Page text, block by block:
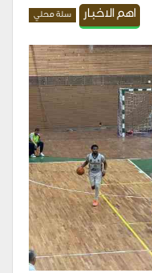
اهم الاخبار سلة محلي